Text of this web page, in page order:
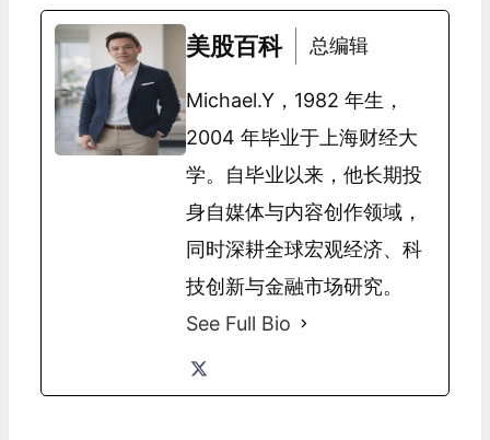
美股百科 总编辑
Michael.Y，1982 年生，
2004 年毕业于上海财经大
学。自毕业以来，他长期投
身自媒体与内容创作领域，
同时深耕全球宏观经济、科
技创新与金融市场研究。
See Full Bio